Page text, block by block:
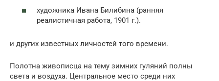
художника Ивана Билибина (ранняя
реалистичная работа, 1901 г.).
и других известных личностей того времени.
Полотна живописца на тему зимних гуляний полны
света и воздуха. Центральное место среди них